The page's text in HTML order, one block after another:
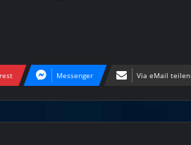
Messenger Via eMail teilen